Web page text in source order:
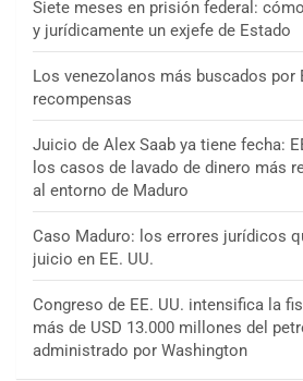
Siete meses en prisión federal:
y jurídicamente un exjefe de Estado
Los venezolanos más buscados por
recompensas
Juicio de Alex Saab ya tiene fecha:
los casos de lavado de dinero más
al entorno de Maduro
Caso Maduro: los errores jurídicos
juicio en EE. UU.
Congreso de EE. UU. intensifica la
más de USD 13.000 millones del
administrado por Washington